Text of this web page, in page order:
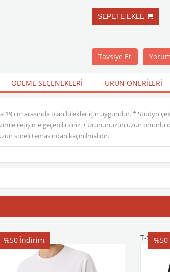
Tavsiye Et
ÖDEME SEÇENEKLERI ÜRÜN ÖNERILERI
cm arasında olan bilekler için uygundur. * Stüdyo
iletişime geçebilirsiniz. • Ürününüzün uzun ömürlü
süreli temasından kaçınılmalıdır.
%50 İndirim T-Shirt
%50